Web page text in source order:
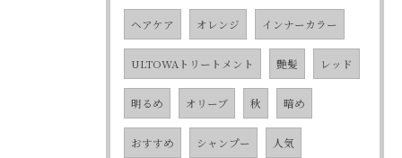
ヘアケア オレンジ インナーカラー
ULTOWAトリートメント 艶髪 レッド
明るめ オリーブ 秋 暗め
おすすめ シャンプー 人気